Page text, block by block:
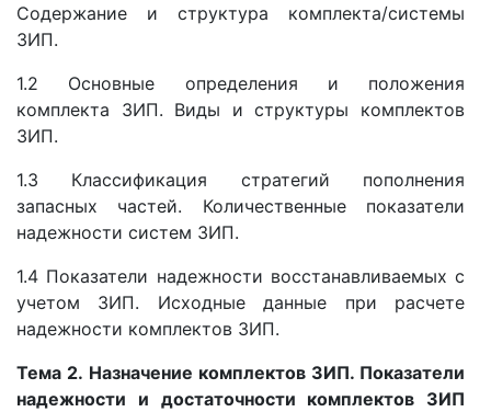
Содержание и структура комплекта/системы
ЗИП.
1.2 Основные определения и положения
комплекта ЗИП. Виды и структуры комплектов
ЗИП.
1.3 Классификация стратегий пополнения
запасных частей. Количественные показатели
надежности систем ЗИП.
1.4 Показатели надежности восстанавливаемых с
учетом ЗИП. Исходные данные при расчете
надежности комплектов ЗИП.
Тема 2. Назначение комплектов ЗИП. Показатели
надежности и достаточности комплектов ЗИП